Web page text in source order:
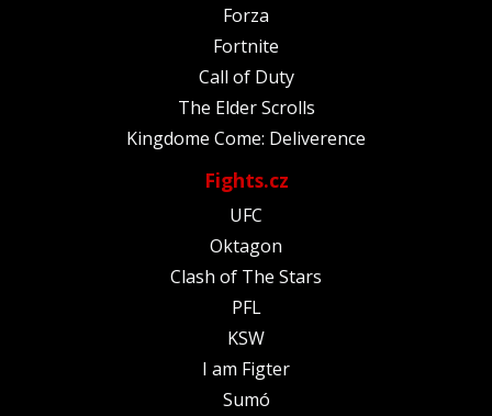
Forza
Fortnite
Call of Duty
The Elder Scrolls
Kingdome Come: Deliverence
Fights.cz
UFC
Oktagon
Clash of The Stars
PFL
KSW
I am Figter
Sumó